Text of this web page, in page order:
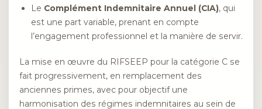
Le Complément Indemnitaire Annuel (CIA), qui
est une part variable, prenant en compte
l’engagement professionnel et la manière de servir.
La mise en œuvre du RIFSEEP pour la catégorie C se
fait progressivement, en remplacement des
anciennes primes, avec pour objectif une
harmonisation des régimes indemnitaires au sein de